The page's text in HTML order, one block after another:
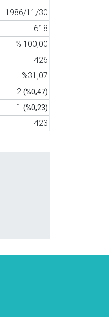
1986/11/30
618
% 100,00
426
%31,07
2 (%0,47)
1 (%0,23)
423